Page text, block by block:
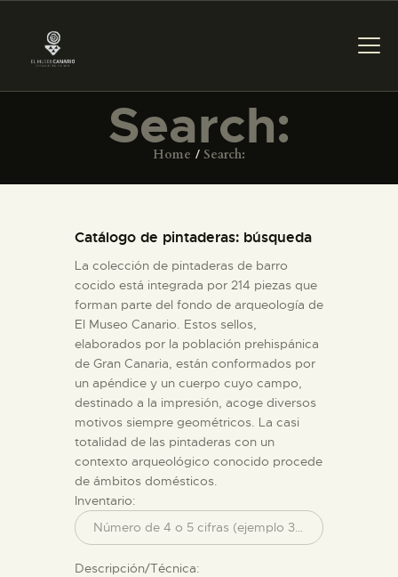
Search:
Home Search:
PREPARAR LA VISITA
ACTIVIDADES
█
EL MUSEO
COLECCIONES
DIDÁCTICA
ESPAÑOL
PREPARAR LA VISITA
ACTIVIDADES
Catálogo de pintaderas: búsqueda
La colección de pintaderas de barro
cocido está integrada por 214 piezas que
forman parte del fondo de arqueología de
El Museo Canario. Estos sellos,
elaborados por la población prehispánica
de Gran Canaria, están conformados por
un apéndice y un cuerpo cuyo campo,
destinado a la impresión, acoge diversos
motivos siempre geométricos. La casi
totalidad de las pintaderas con un
contexto arqueológico conocido procede
de ámbitos domésticos.
Inventario:
Descripción/Técnica: